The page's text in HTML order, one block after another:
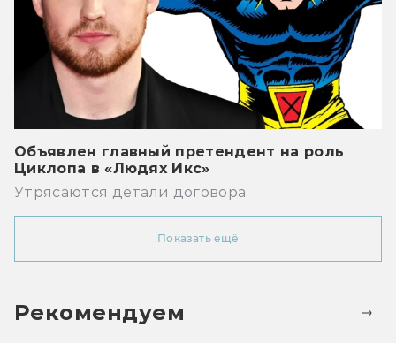
Объявлен главный претендент на роль
Циклопа в «Людях Икс»
Утрясаются детали договора.
Показать ещё
Рекомендуем